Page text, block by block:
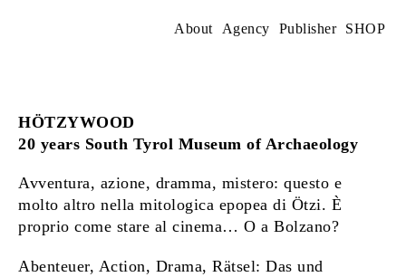
About Agency Publisher SHOP
HÖTZYWOOD
20 years South Tyrol Museum of Archaeology
Avventura, azione, dramma, mistero: questo e
molto altro nella mitologica epopea di Ötzi. È
proprio come stare al cinema… O a Bolzano?
Abenteuer, Action, Drama, Rätsel: Das und